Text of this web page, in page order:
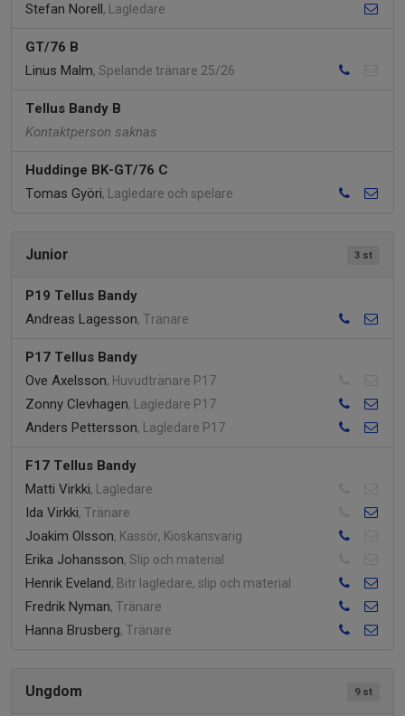
Stefan Norell, Lagledare
GT/76 B
Linus Malm, Spelande tränare 25/26
Tellus Bandy B
Kontaktperson saknas
Huddinge BK-GT/76 C
Tomas Györi, Lagledare och spelare
3 st
Junior
P19 Tellus Bandy
Andreas Lagesson, Tränare
P17 Tellus Bandy
Ove Axelsson, Huvudtränare P17
Zonny Clevhagen, Lagledare P17
Anders Pettersson, Lagledare P17
F17 Tellus Bandy
Matti Virkki, Lagledare
Ida Virkki, Tränare
Joakim Olsson, Kassör, Kioskansvarig
Erika Johansson, Slip och material
Henrik Eveland, Bitr lagledare, slip och material
Fredrik Nyman, Tränare
Hanna Brusberg, Tränare
9 st
Ungdom